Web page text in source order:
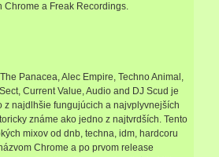
Chrome a Freak Recordings.
Panacea, Alec Empire, Techno Animal,
Current Value, Audio and DJ Scud je
najdlhšie fungujúcich a najvplyvnejších
známe ako jedno z najtvrdších. Tento
mixov od dnb, techna, idm, hardcoru
Chrome a po prvom release